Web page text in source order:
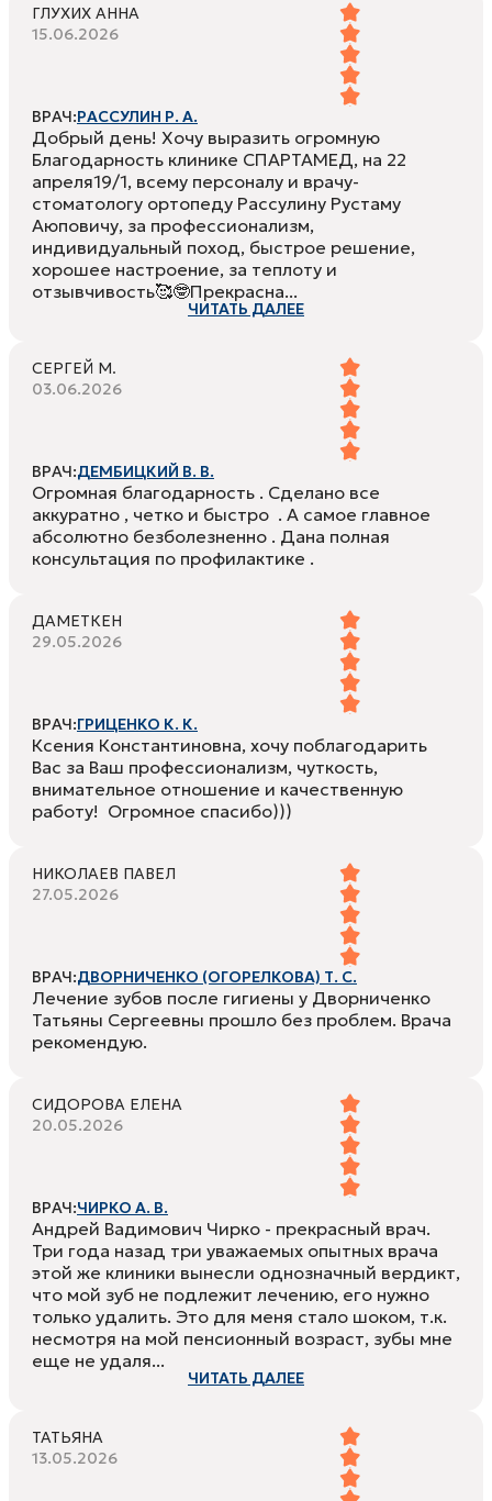
ГЛУХИХ АННА
15.06.2026
ВРАЧ:РАССУЛИН Р. А.
Добрый день! Хочу выразить огромную
Благодарность клинике СПАРТАМЕД, на 22
апреля19/1, всему персоналу и врачу-
стоматологу ортопеду Рассулину Рустаму
Аюповичу, за профессионализм,
индивидуальный поход, быстрое решение,
хорошее настроение, за теплоту и
отзывчивость🥰🤓Прекрасна...
ЧИТАТЬ ДАЛЕЕ
СЕРГЕЙ М.
03.06.2026
ВРАЧ:ДЕМБИЦКИЙ В. В.
Огромная благодарность . Сделано все
аккуратно , четко и быстро . А самое главное
абсолютно безболезненно . Дана полная
консультация по профилактике .
ДАМЕТКЕН
29.05.2026
ВРАЧ:ГРИЦЕНКО К. К.
Ксения Константиновна, хочу поблагодарить
Вас за Ваш профессионализм, чуткость,
внимательное отношение и качественную
работу! Огромное спасибо)))
НИКОЛАЕВ ПАВЕЛ
27.05.2026
ВРАЧ:ДВОРНИЧЕНКО (ОГОРЕЛКОВА) Т. С.
Лечение зубов после гигиены у Дворниченко
Татьяны Сергеевны прошло без проблем. Врача
рекомендую.
СИДОРОВА ЕЛЕНА
20.05.2026
ВРАЧ:ЧИРКО А. В.
Андрей Вадимович Чирко - прекрасный врач.
Три года назад три уважаемых опытных врача
этой же клиники вынесли однозначный вердикт,
что мой зуб не подлежит лечению, его нужно
только удалить. Это для меня стало шоком, т.к.
несмотря на мой пенсионный возраст, зубы мне
еще не удаля...
ЧИТАТЬ ДАЛЕЕ
ТАТЬЯНА
13.05.2026